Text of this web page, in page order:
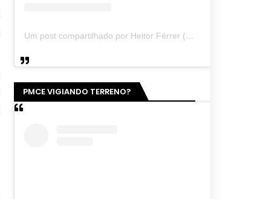
Um post compartilhado por Heitor Férrer (@heitor_ferrer77)
PMCE VIGIANDO TERRENO?